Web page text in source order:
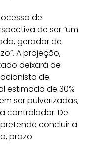
de
de ser “um
gerador de
A projeção,
deixará de
de
estimado de 30%
ser pulverizadas,
controlador. De
concluir a
prazo